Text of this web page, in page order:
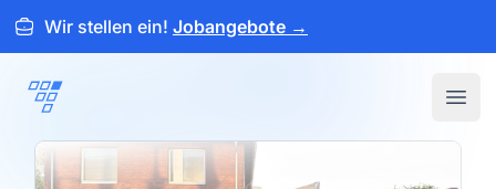
Wir stellen ein! Jobangebote →
ARTEMEON